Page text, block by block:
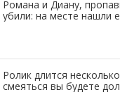
Романа и Диану,
убили: на месте нашли
Ролик длится
смеяться вы будете